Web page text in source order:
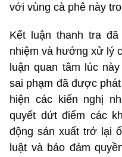
với vùng cà phê này
Kết luận thanh tra
nhiệm và hướng xử lý
luận quan tâm lúc
sai phạm đã được
hiện các kiến nghị
quyết dứt điểm các
động sản xuất trở lại
luật và bảo đảm